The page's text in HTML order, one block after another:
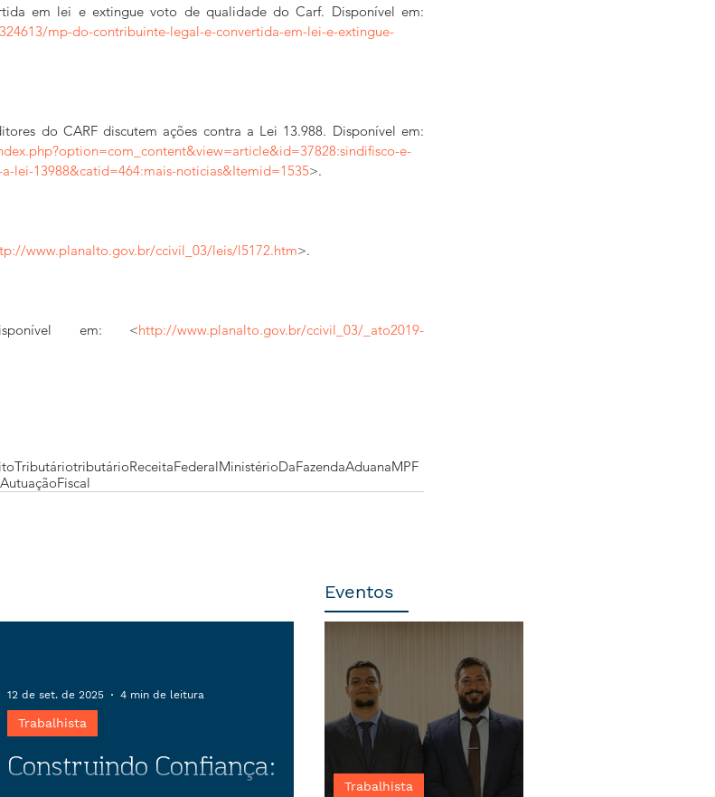
em lei e extingue voto de qualidade do Carf. Disponível em:
mp-do-contribuinte-legal-e-convertida-em-lei-e-extingue-
do CARF discutem ações contra a Lei 13.988. Disponível em:
e-
lei-13988&catid=464:mais-noticias&Itemid=1535>.
www.planalto.gov.br/ccivil_03/leis/l5172.htm>.
em: <http://www.planalto.gov.br/ccivil_03/_ato2019-
tributárioReceitaFederalMinistérioDaFazendaAduanaMPF
AutuaçãoFiscal
Construindo Confiança:
Trabalhista
12 de set. de 2025 4 min de leitura
Eventos
Trabalhista